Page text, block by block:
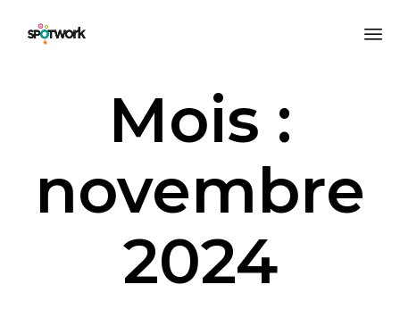
Mois :
novembre
2024